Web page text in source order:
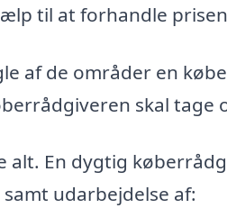
til at forhandle
af de områder en
skal tage
alt. En dygtig
udarbejdelse af: